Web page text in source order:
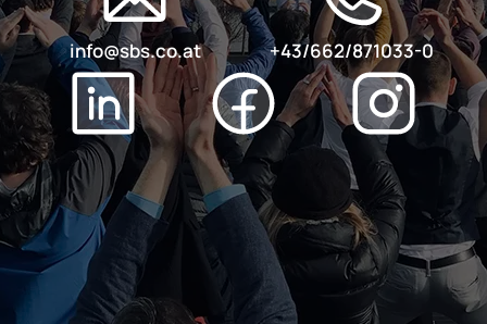
info@sbs.co.at +43/662/871033-0